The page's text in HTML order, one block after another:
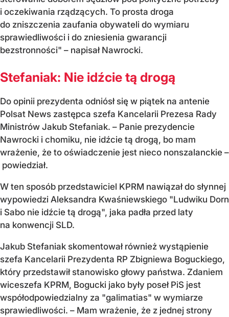
i oczekiwania rządzących. To prosta droga
do zniszczenia zaufania obywateli do wymiaru
sprawiedliwości i do zniesienia gwarancji
bezstronności" – napisał Nawrocki.
Stefaniak: Nie idźcie tą drogą
Do opinii prezydenta odniósł się w piątek na antenie
Polsat News zastępca szefa Kancelarii Prezesa Rady
Ministrów Jakub Stefaniak. – Panie prezydencie
Nawrocki i chomiku, nie idźcie tą drogą, bo mam
wrażenie, że to oświadczenie jest nieco nonszalanckie –
powiedział.
W ten sposób przedstawiciel KPRM nawiązał do słynnej
wypowiedzi Aleksandra Kwaśniewskiego "Ludwiku Dorn
i Sabo nie idźcie tą drogą", jaka padła przed laty
na konwencji SLD.
Jakub Stefaniak skomentował również wystąpienie
szefa Kancelarii Prezydenta RP Zbigniewa Boguckiego,
który przedstawił stanowisko głowy państwa. Zdaniem
wiceszefa KPRM, Bogucki jako były poseł PiS jest
współodpowiedzialny za "galimatias" w wymiarze
sprawiedliwości. – Mam wrażenie, że z jednej strony